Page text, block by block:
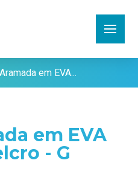
em EVA...
em EVA
- G